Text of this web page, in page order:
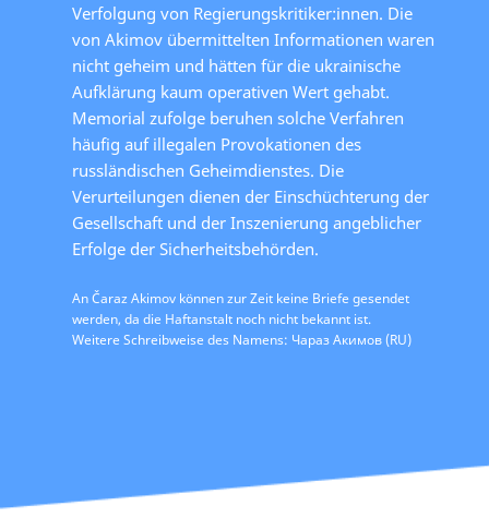
Verfolgung von Regierungskritiker:innen. Die
von Akimov übermittelten Informationen waren
nicht geheim und hätten für die ukrainische
Aufklärung kaum operativen Wert gehabt.
Memorial zufolge beruhen solche Verfahren
häufig auf illegalen Provokationen des
russländischen Geheimdienstes. Die
Verurteilungen dienen der Einschüchterung der
Gesellschaft und der Inszenierung angeblicher
Erfolge der Sicherheitsbehörden.
An Čaraz Akimov können zur Zeit keine Briefe gesendet
werden, da die Haftanstalt noch nicht bekannt ist.
Weitere Schreibweise des Namens: Чараз Акимов (RU)